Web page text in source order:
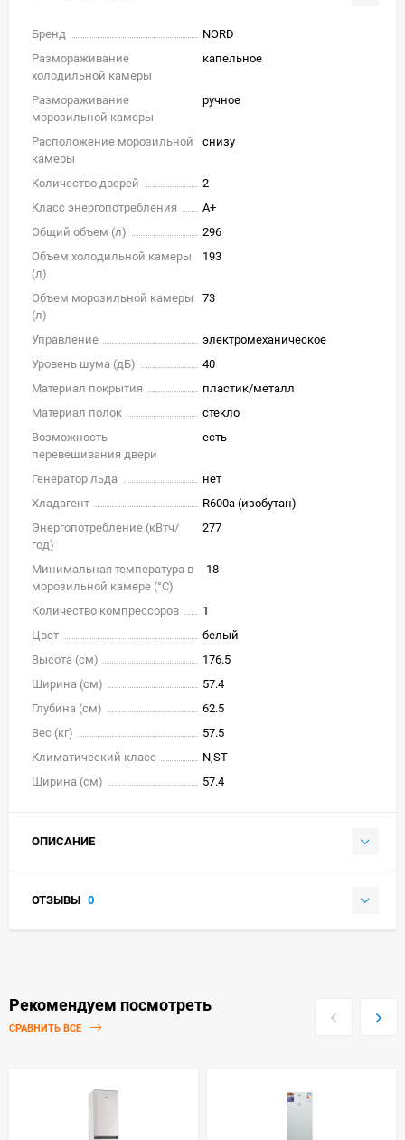
Бренд
NORD
Размораживание
холодильной камеры
капельное
Размораживание
морозильной камеры
ручное
Расположение морозильной
камеры
снизу
Количество дверей
2
Класс энергопотребления
A+
Общий объем (л)
296
Объем холодильной камеры
(л)
193
Объем морозильной камеры
(л)
73
Управление
электромеханическое
Уровень шума (дБ)
40
Материал покрытия
пластик/металл
Материал полок
стекло
Возможность
перевешивания двери
есть
Генератор льда
нет
Хладагент
R600a (изобутан)
Энергопотребление (кВтч/
год)
277
Минимальная температура в
морозильной камере (°C)
-18
Количество компрессоров
1
Цвет
белый
Высота (см)
176.5
Ширина (см)
57.4
Глубина (см)
62.5
Вес (кг)
57.5
Климатический класс
N,ST
Ширина (см)
57.4
ОПИСАНИЕ
ОТЗЫВЫ 0
Рекомендуем посмотреть
СРАВНИТЬ ВСЕ